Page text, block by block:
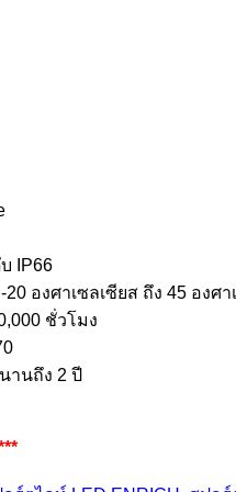
IP66
องศาเซลเซียส ถึง 45 องศา
ชั่วโมง
านถึง 2 ปี